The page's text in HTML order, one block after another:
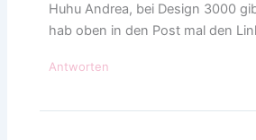
Huhu Andrea, bei Design 3000
hab oben in den Post mal den
Antworten